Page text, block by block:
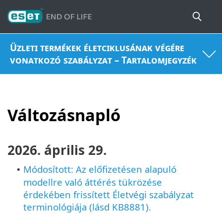
Üzleti termékek életciklusának végére
vonatkozó szabályzat – Tartalomjegyzék
Változásnapló
2026. április 29.
• Módosított: Az előfizetésen alapuló
modellre való áttérés tükrözése
érdekében frissített Életvégi szabályzat
terminológiája (lásd KB8881).